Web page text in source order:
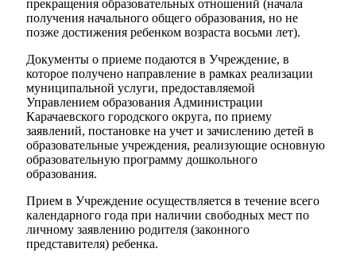
прекращения образовательных отношений (начала
получения начального общего образования, но не
позже достижения ребенком возраста восьми лет).
Документы о приеме подаются в Учреждение, в
которое получено направление в рамках реализации
муниципальной услуги, предоставляемой
Управлением образования Администрации
Карачаевского городского округа, по приему
заявлений, постановке на учет и зачислению детей в
образовательные учреждения, реализующие основную
образовательную программу дошкольного
образования.
Прием в Учреждение осуществляется в течение всего
календарного года при наличии свободных мест по
личному заявлению родителя (законного
представителя) ребенка.